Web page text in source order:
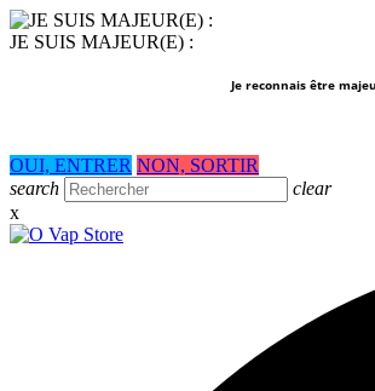
JE SUIS MAJEUR(E) :
Je reconnais être
OUI, ENTRER NON, SORTIR
search
clear
x